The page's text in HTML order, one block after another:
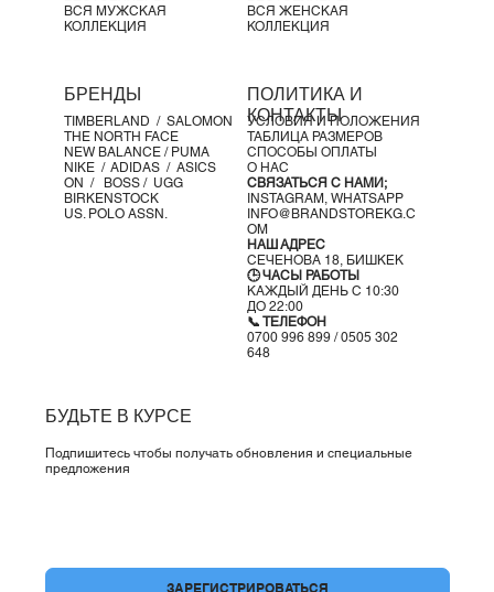
Детали продукта
Пена в межподошве
Впервые представленные в 1982 году как обязательные
для баскетбола, Air Force 1 обрели популярность в 90-х.
Чистый вид классических белых AF1 был признан как на
баскетбольных площадках, так и за их пределами. Найдя
свое место в культуре хип-хопа, выпуская ограниченные
коллаборации и цветовые варианты, Air Force 1 стали
культовыми кроссовками по всему миру. И с более чем
2000 итерациями этой модели, ее влияние на моду, музыку
и культуру кроссовок невозможно отрицать.
ВСЯ МУЖСКАЯ
КОЛЛЕКЦИЯ
ВСЯ ЖЕНСКАЯ
КОЛЛЕКЦИЯ
БРЕНДЫ
TIMBERLAND / SALOMON
THE NORTH FACE
NEW BALANCE / PUMA
NIKE / ADIDAS / ASICS
ON / BOSS / UGG
BIRKENSTOCK
US. POLO ASSN.
ПОЛИТИКА И
КОНТАКТЫ
УСЛОВИЯ И ПОЛОЖЕНИЯ
ТАБЛИЦА РАЗМЕРОВ
СПОСОБЫ ОПЛАТЫ
О НАС
СВЯЗАТЬСЯ С НАМИ;
INSTAGRAM, WHATSAPP
INFO@BRANDSTOREKG.C
OM
НАШ АДРЕС
СЕЧЕНОВА 18, БИШКЕК
🕒 ЧАСЫ РАБОТЫ
КАЖДЫЙ ДЕНЬ С 10:30
ДО 22:00
📞 ТЕЛЕФОН
0700 996 899 / 0505 302
648
БУДЬТЕ В КУРСЕ
Подпишитесь чтобы получать обновления и специальные
предложения
ЗАРЕГИСТРИРОВАТЬСЯ